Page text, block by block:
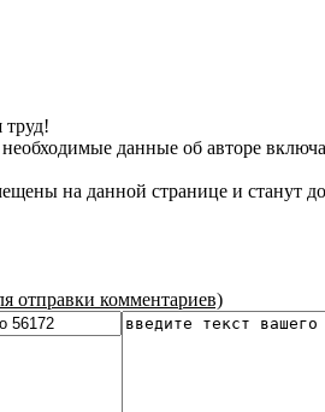
труд!
данные об авторе
на данной странице и станут
отправки комментариев)